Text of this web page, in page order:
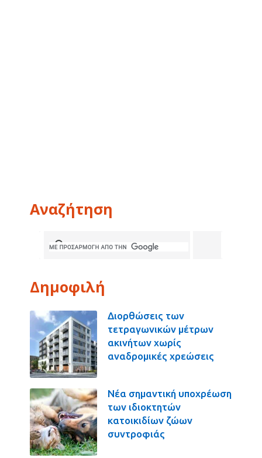
Αναζήτηση
Δημοφιλή
Διορθώσεις των
τετραγωνικών μέτρων
ακινήτων χωρίς
αναδρομικές χρεώσεις
Νέα σημαντική υποχρέωση
των ιδιοκτητών
κατοικιδίων ζώων
συντροφιάς